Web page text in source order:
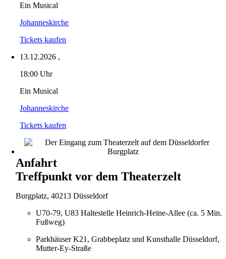
Ein Musical
Johanneskirche
Tickets kaufen
13.12.2026 ,
18:00 Uhr
Ein Musical
Johanneskirche
Tickets kaufen
Anfahrt
Treffpunkt vor dem Theaterzelt
Burgplatz, 40213 Düsseldorf
U70-79, U83 Haltestelle Heinrich-Heine-Allee (ca. 5 Min.
Fußweg)
Parkhäuser K21, Grabbeplatz und Kunsthalle Düsseldorf,
Mutter-Ey-Straße